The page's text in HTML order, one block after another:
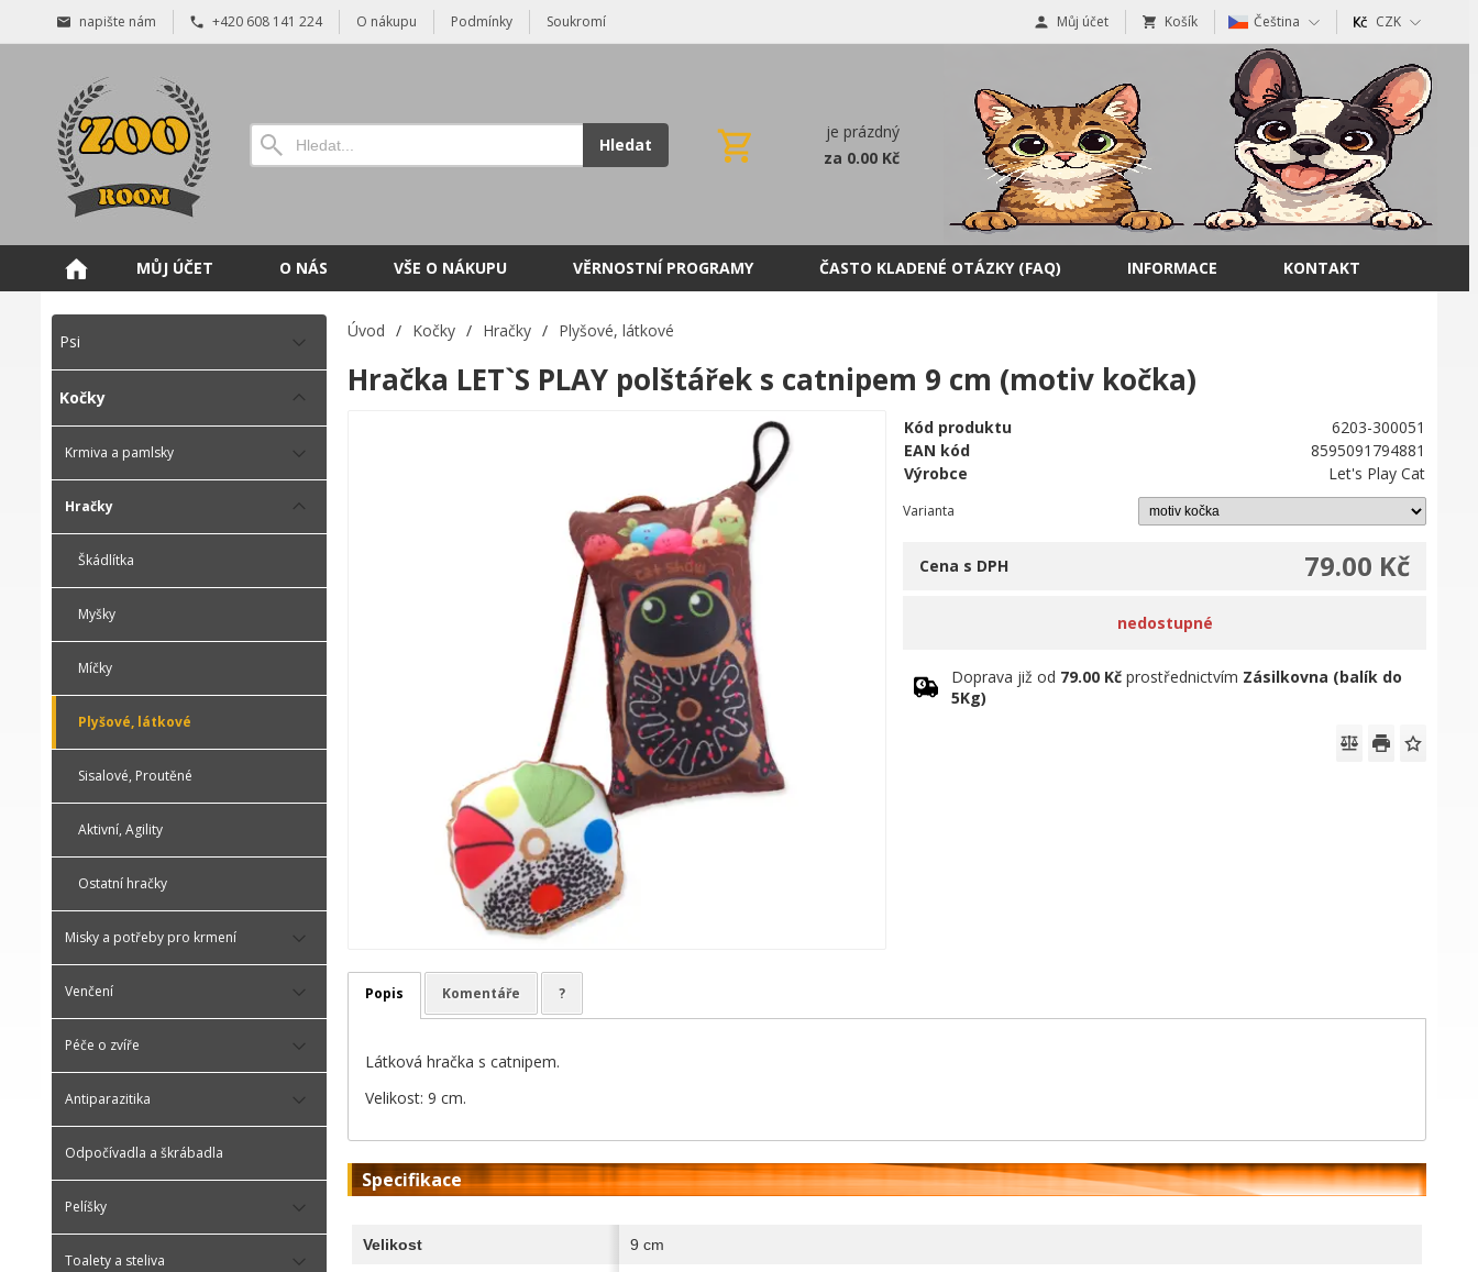
napište nám +420 608 141 224 O nákupu Podmínky Soukromí Můj účet Košík Čeština CZK
Hledat
je prázdný
za 0.00 Kč
MŮJ ÚČET O NÁS VŠE O NÁKUPU VĚRNOSTNÍ PROGRAMY ČASTO KLADENÉ OTÁZKY (FAQ) INFORMACE KONTAKT
Psi
Kočky
Krmiva a pamlsky
Hračky
Škádlítka
Myšky
Míčky
Plyšové, látkové
Sisalové, Proutěné
Aktivní, Agility
Ostatní hračky
Misky a potřeby pro krmení
Venčení
Péče o zvíře
Antiparazitika
Odpočívadla a škrábadla
Pelíšky
Toalety a steliva
Úvod / Kočky / Hračky / Plyšové, látkové
Hračka LET`S PLAY polštářek s catnipem 9 cm (motiv kočka)
Kód produktu
6203-300051
EAN kód
8595091794881
Výrobce
Let's Play Cat
Varianta
79.00 Kč
Cena s DPH
nedostupné
Doprava již od 79.00 Kč prostřednictvím Zásilkovna (balík do
5Kg)
Popis Komentáře ?
Látková hračka s catnipem.
Velikost: 9 cm.
Specifikace
Velikost 9 cm